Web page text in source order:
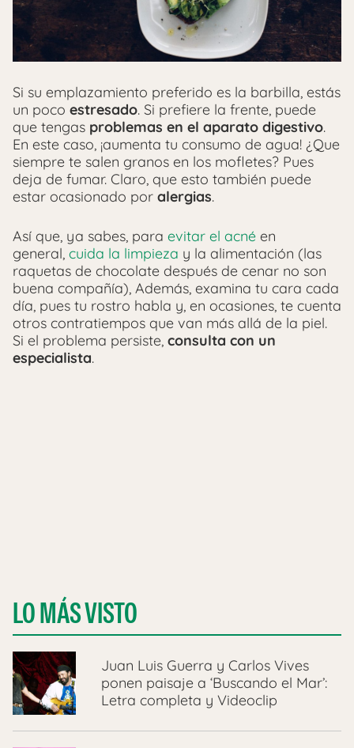
Si su emplazamiento preferido es la barbilla, estás
un poco estresado. Si prefiere la frente, puede
que tengas problemas en el aparato digestivo.
En este caso, ¡aumenta tu consumo de agua! ¿Que
siempre te salen granos en los mofletes? Pues
deja de fumar. Claro, que esto también puede
estar ocasionado por alergias.
Así que, ya sabes, para evitar el acné en
general, cuida la limpieza y la alimentación (las
raquetas de chocolate después de cenar no son
buena compañía), Además, examina tu cara cada
día, pues tu rostro habla y, en ocasiones, te cuenta
otros contratiempos que van más allá de la piel.
Si el problema persiste, consulta con un
especialista.
LO MÁS VISTO
Juan Luis Guerra y Carlos Vives
ponen paisaje a ‘Buscando el Mar’:
Letra completa y Videoclip